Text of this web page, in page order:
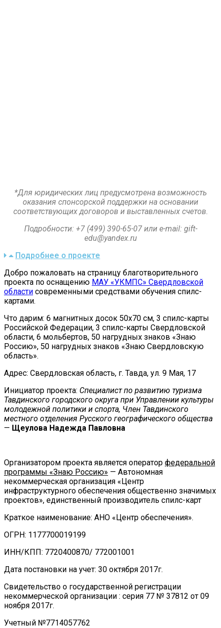
*Для юридических лиц предусмотрена возможность
оказания спонсорской поддержки на основании
соответствующих договоров и выставленных счетов.
Подробности: +7 (499) 390-65-07 или e-mail: gift-
edu@yandex.ru
Подробнее о проекте
Добро пожаловать на страницу благотворительного
проекта по оснащению МАУ «УКМПС» Свердловской
области современными средствами обучения спилс-
картами.
Что дарим: 6 магнитных досок 50х70 см, 3 спилс-карты
Российской Федерации, 3 спилс-карты Свердловской
области, 6 мольбертов, 50 нагрудных знаков «Знаю
Россию», 50 нагрудных знаков «Знаю Свердловскую
область».
Адрес: Свердловская область, г. Тавда, ул. 9 Мая, 17
Инициатор проекта: Специалист по развитию туризма
Тавдинского городского округа при Управлении культуры
молодежной политики и спорта, Член Тавдинского
местного отделения Русского географического общества
— Щеулова Надежда Павловна
Организатором проекта является оператор федеральной
программы «Знаю Россию» — Автономная
некоммерческая организация «Центр
инфраструктурного обеспечения общественно значимых
проектов», единственный производитель спилс-карт
Краткое наименование: АНО «Центр обеспечения».
ОГРН: 1177700019199
ИНН/КПП: 7720400870/ 772001001
Дата постановки на учет: 30 октября 2017г.
Свидетельство о государственной регистрации
некоммерческой организации : серия 77 № 37812 от 09
ноября 2017г.
Учетный №7714057762